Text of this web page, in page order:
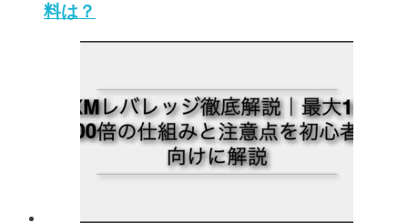
料は？